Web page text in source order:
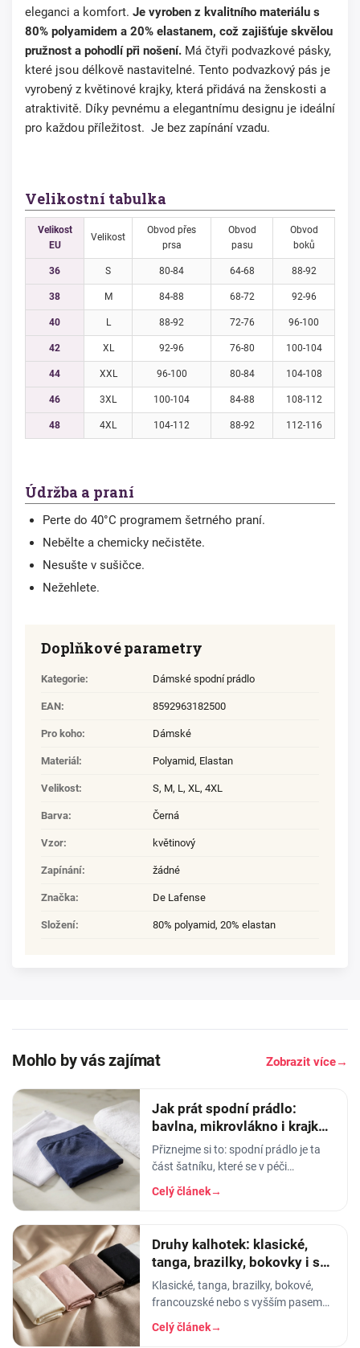
eleganci a komfort. Je vyroben z kvalitního materiálu s
80% polyamidem a 20% elastanem, což zajišťuje skvělou
pružnost a pohodlí při nošení. Má čtyři podvazkové pásky,
které jsou délkově nastavitelné. Tento podvazkový pás je
vyrobený z květinové krajky, která přidává na ženskosti a
atraktivitě. Díky pevnému a elegantnímu designu je ideální
pro každou příležitost. Je bez zapínání vzadu.
Velikostní tabulka
Velikost
EU
Velikost
Obvod přes
prsa
Obvod
pasu
Obvod
boků
36 S 80-84 64-68 88-92
38 M 84-88 68-72 92-96
40 L 88-92 72-76 96-100
42 XL 92-96 76-80 100-104
44 XXL 96-100 80-84 104-108
46 3XL 100-104 84-88 108-112
48 4XL 104-112 88-92 112-116
Údržba a praní
Perte do 40°C programem šetrného praní.
Nebělte a chemicky nečistěte.
Nesušte v sušičce.
Nežehlete.
Doplňkové parametry
Kategorie: Dámské spodní prádlo
EAN: 8592963182500
Pro koho: Dámské
Materiál : Polyamid, Elastan
Velikost: S, M, L, XL, 4XL
Barva: Černá
Vzor: květinový
Zapínání: žádné
Značka: De Lafense
Složení: 80% polyamid, 20% elastan
Mohlo by vás zajímat Zobrazit více→
Jak prát spodní prádlo:
bavlna, mikrovlákno i krajka,
aby vydrželo
Přiznejme si to: spodní prádlo je ta
část šatníku, které se v péči
věnujeme nejmíň. Hodíme ho do
pračky se vším ostatním, dáme
Celý článek→
Druhy kalhotek: klasické,
tanga, brazilky, bokovky i s
vyšším pasem
Klasické, tanga, brazilky, bokové,
francouzské nebo s vyšším pasem?
Průvodce střihy dámských kalhotek -
který se hodí pod jaké oblečení a pro
Celý článek→